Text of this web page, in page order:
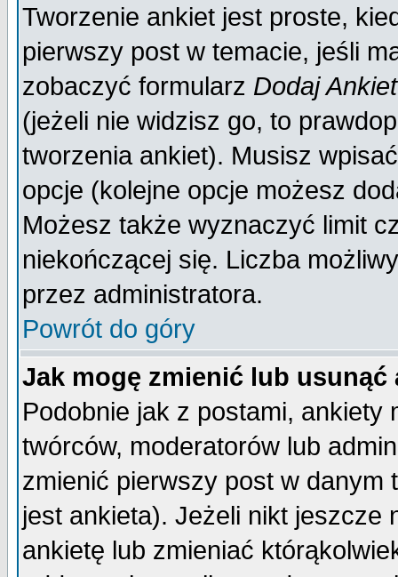
Tworzenie ankiet jest proste,
pierwszy post w temacie, jeśli
zobaczyć formularz Dodaj
(jeżeli nie widzisz go, to
tworzenia ankiet). Musisz
opcje (kolejne opcje możesz
Możesz także wyznaczyć limit
niekończącej się. Liczba
przez administratora.
Powrót do góry
Jak mogę zmienić lub usunąć
Podobnie jak z postami,
twórców, moderatorów lub
zmienić pierwszy post w
jest ankieta). Jeżeli nikt jeszcze
ankietę lub zmieniać